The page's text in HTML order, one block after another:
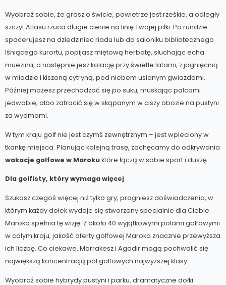
Wyobraź sobie, że grasz o świcie, powietrze jest rześkie, a odległy
szczyt Atlasu rzuca długie cienie na linię Twojej piłki. Po rundzie
spacerujesz na dziedziniec riadu lub do saloniku bibliotecznego
lśniącego kurortu, popijasz miętową herbatę, słuchając echa
muezina, a następnie jesz kolację przy świetle latarni, z jagnięciną
w miodzie i kiszoną cytryną, pod niebem usianym gwiazdami.
Później możesz przechadzać się po suku, muskając palcami
jedwabie, albo zatracić się w skąpanym w ciszy obozie na pustyni
za wydmami.
W tym kraju golf nie jest czymś zewnętrznym – jest wpleciony w
tkankę miejsca. Planując kolejną trasę, zachęcamy do odkrywania
wakacje golfowe w Marokuktóre łączą w sobie sport i duszę.
Dla golfisty, który wymaga więcej
Szukasz czegoś więcej niż tylko gry; pragniesz doświadczenia, w
którym każdy dołek wydaje się stworzony specjalnie dla Ciebie.
Maroko spełnia tę wizję. Z około 40 wyjątkowymi polami golfowymi
w całym kraju, jakość oferty golfowej Maroka znacznie przewyższa
ich liczbę. Co ciekawe, Marrakesz i Agadir mogą pochwalić się
największą koncentracją pól golfowych najwyższej klasy.
Wyobraź sobie hybrydy pustyni i parku, dramatyczne dołki